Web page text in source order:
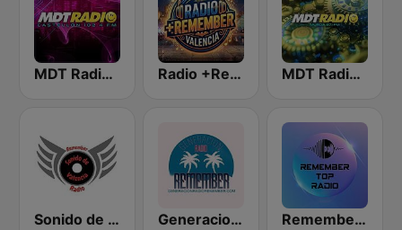
MDT Radio Castellón Radio +Remember Valencia MDT Radio Murcia
Sonido de Valencia Radio Generacion Radio Remember Remember Top Radio